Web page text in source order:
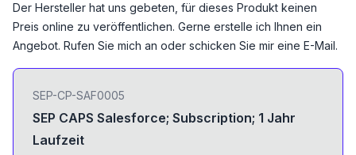
Der Hersteller hat uns gebeten, für dieses Produkt keinen
Preis online zu veröffentlichen. Gerne erstelle ich Ihnen ein
Angebot. Rufen Sie mich an oder schicken Sie mir eine E-Mail.
SEP-CP-SAF0005
SEP CAPS Salesforce; Subscription; 1 Jahr
Laufzeit